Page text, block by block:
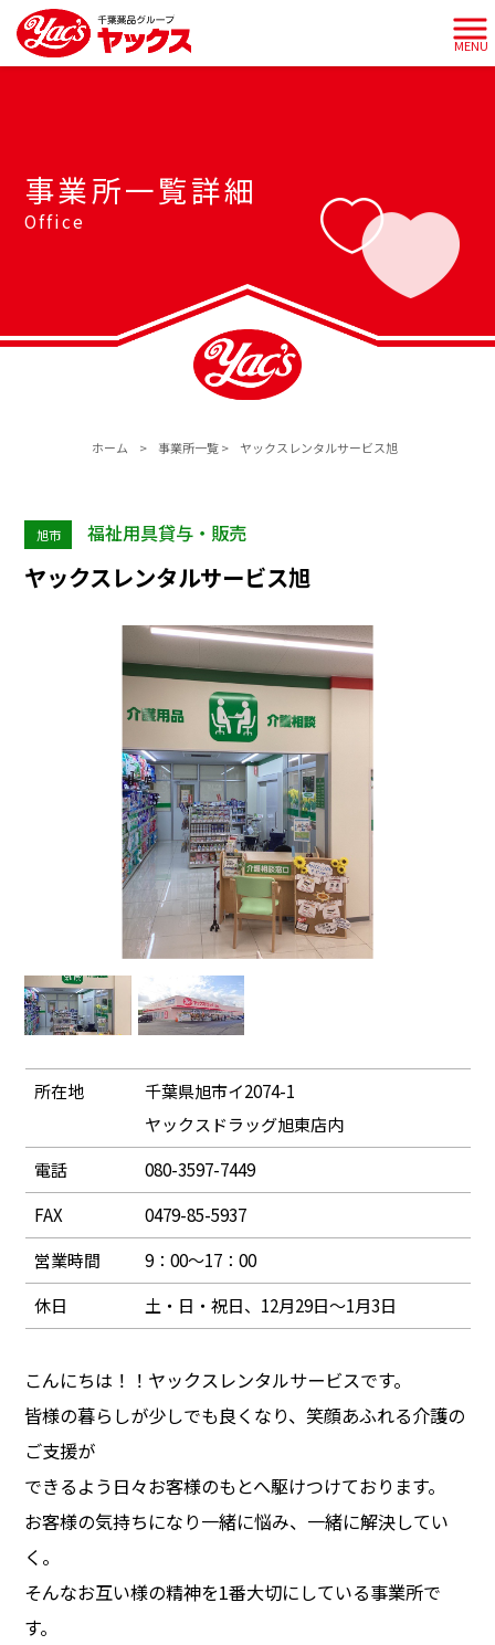
MENU
事業所一覧詳細
Office
ホーム > 事業所一覧> ヤックスレンタルサービス旭
旭市 福祉用具貸与・販売
ヤックスレンタルサービス旭
所在地
千葉県旭市イ2074-1
ヤックスドラッグ旭東店内
電話
080-3597-7449
FAX
0479-85-5937
営業時間
9：00～17：00
休日
土・日・祝日、12月29日～1月3日
こんにちは！！ヤックスレンタルサービスです。
皆様の暮らしが少しでも良くなり、笑顔あふれる介護の
ご支援が
できるよう日々お客様のもとへ駆けつけております。
お客様の気持ちになり一緒に悩み、一緒に解決してい
く。
そんなお互い様の精神を1番大切にしている事業所で
す。